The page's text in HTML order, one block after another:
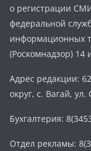
о регистрации
федеральной
информационных
(Роскомнадзор) 14
Адрес редакции:
округ, с. Вагай, ул.
Бухгалтерия:
Отдел рекламы: